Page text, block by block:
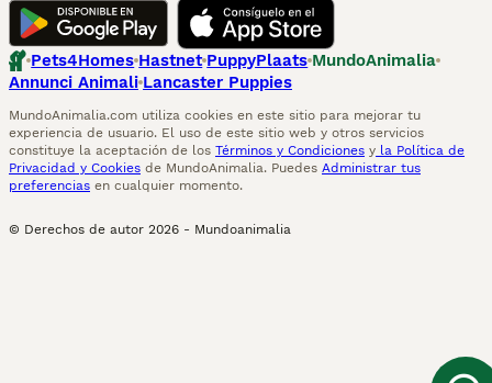
Pets4Homes Hastnet PuppyPlaats MundoAnimalia
Annunci Animali Lancaster Puppies
MundoAnimalia.com utiliza cookies en este sitio para mejorar tu
experiencia de usuario. El uso de este sitio web y otros servicios
constituye la aceptación de los Términos y Condiciones y la Política de
Privacidad y Cookies de MundoAnimalia. Puedes Administrar tus
preferencias en cualquier momento.
© Derechos de autor 2026 - Mundoanimalia